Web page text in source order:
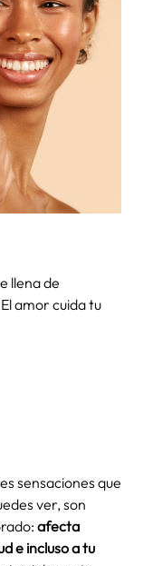
llena de
amor cuida tu
sensaciones que
ver, son
afecta
e incluso a tu